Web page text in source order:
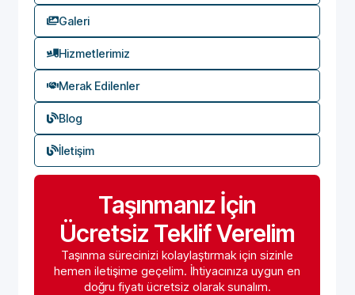
Galeri
Hizmetlerimiz
Merak Edilenler
Blog
İletişim
Taşınmanız İçin
Ücretsiz Teklif Verelim
Taşınma sürecinizi kolaylaştırmak için sizinle
hemen iletişime geçelim. İhtiyacınıza uygun en
doğru fiyatı ücretsiz olarak sunalım.